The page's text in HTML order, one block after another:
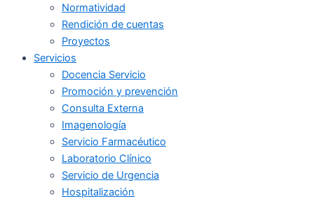
Normatividad
Rendición de cuentas
Proyectos
Servicios
Docencia Servicio
Promoción y prevención
Consulta Externa
Imagenología
Servicio Farmacéutico
Laboratorio Clínico
Servicio de Urgencia
Hospitalización